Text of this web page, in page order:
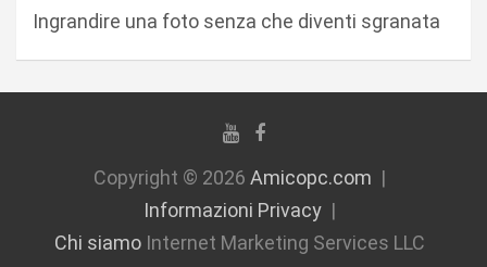
Ingrandire una foto senza che diventi sgranata
Copyright © 2026 Amicopc.com
Informazioni Privacy
Chi siamoInternet Marketing Services LLC